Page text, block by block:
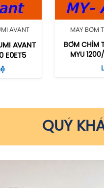
AVANT
AVANT
E0ET5
MÁY BƠM
BƠM CHÌM
MYU
QUÝ